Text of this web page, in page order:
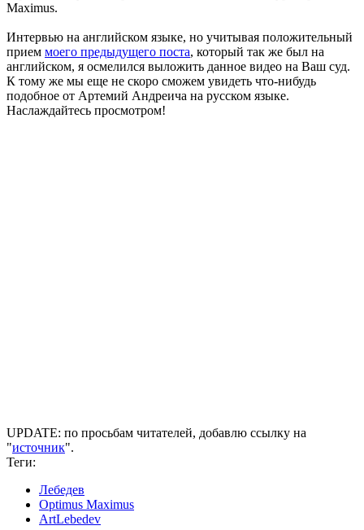
Maximus.
Интервью на английском языке, но учитывая положительный
прием моего предыдущего поста, который так же был на
английском, я осмелился выложить данное видео на Ваш суд.
К тому же мы еще не скоро сможем увидеть что-нибудь
подобное от Артемий Андреича на русском языке.
Наслаждайтесь просмотром!
UPDATE: по просьбам читателей, добавлю ссылку на
"источник".
Теги:
Лебедев
Optimus Maximus
ArtLebedev